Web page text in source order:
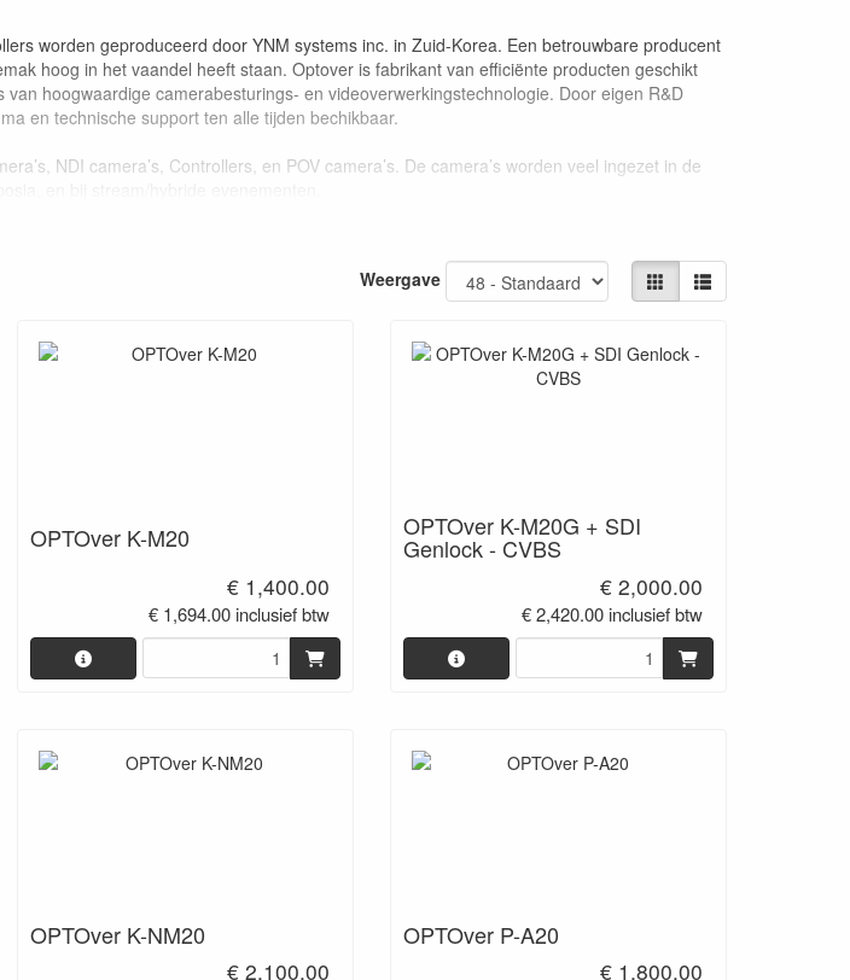
worden geproduceerd door YNM systems inc. in Zuid-Korea. Een betrouwbare producent
hoog in het vaandel heeft staan. Optover is fabrikant van efficiënte producten geschikt
hoogwaardige camerabesturings- en videoverwerkingstechnologie. Door eigen R&D
en technische support ten alle tijden bechikbaar.
NDI camera’s, Controllers, en POV camera’s. De camera’s worden veel ingezet in de
website van Fabulous Sales, importeur van Optover voor de Benelux en Duitsland.
bij de importeur van Nederland
Weergave
OPTOver K-M20
€ 1,400.00
€ 1,694.00 inclusief btw
OPTOver K-M20G + SDI
Genlock - CVBS
€ 2,000.00
€ 2,420.00 inclusief btw
OPTOver K-NM20
€ 2,100.00
OPTOver P-A20
€ 1,800.00